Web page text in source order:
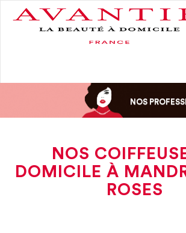
NOS
NOS
DOMICILE À
ROSES